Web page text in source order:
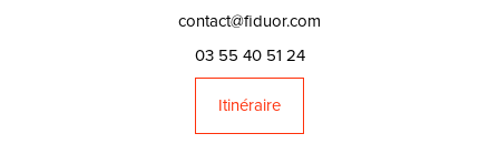
contact@fiduor.com
03 55 40 51 24
Itinéraire